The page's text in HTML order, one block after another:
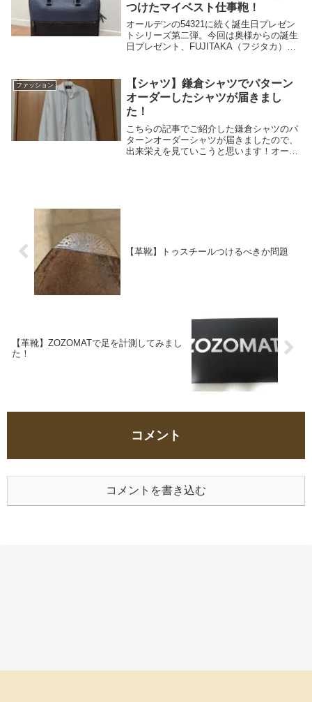
つけたマイベスト仕事鞄！
オールデンの54321に続く誕生日プレゼン
トシリーズ第二弾。今回は奥様からの誕生
日プレゼント、FUJITAKA（フジタカ）の
ョンでレビューしたいと思います。のすけ
...
ファッション
【シャツ】鎌倉シャツでパターン
オーダーしたシャツが届きまし
た！
こちらの記事でご紹介した鎌倉シャツのパ
ターンオーダーシャツが届きましたので、
出来栄えを見ていこうと思います！オーダ
【革靴】トゥスチールつけるべきか問題
【革靴】ZOZOMATで足を計測してみまし
た！
コメント
コメントを書き込む